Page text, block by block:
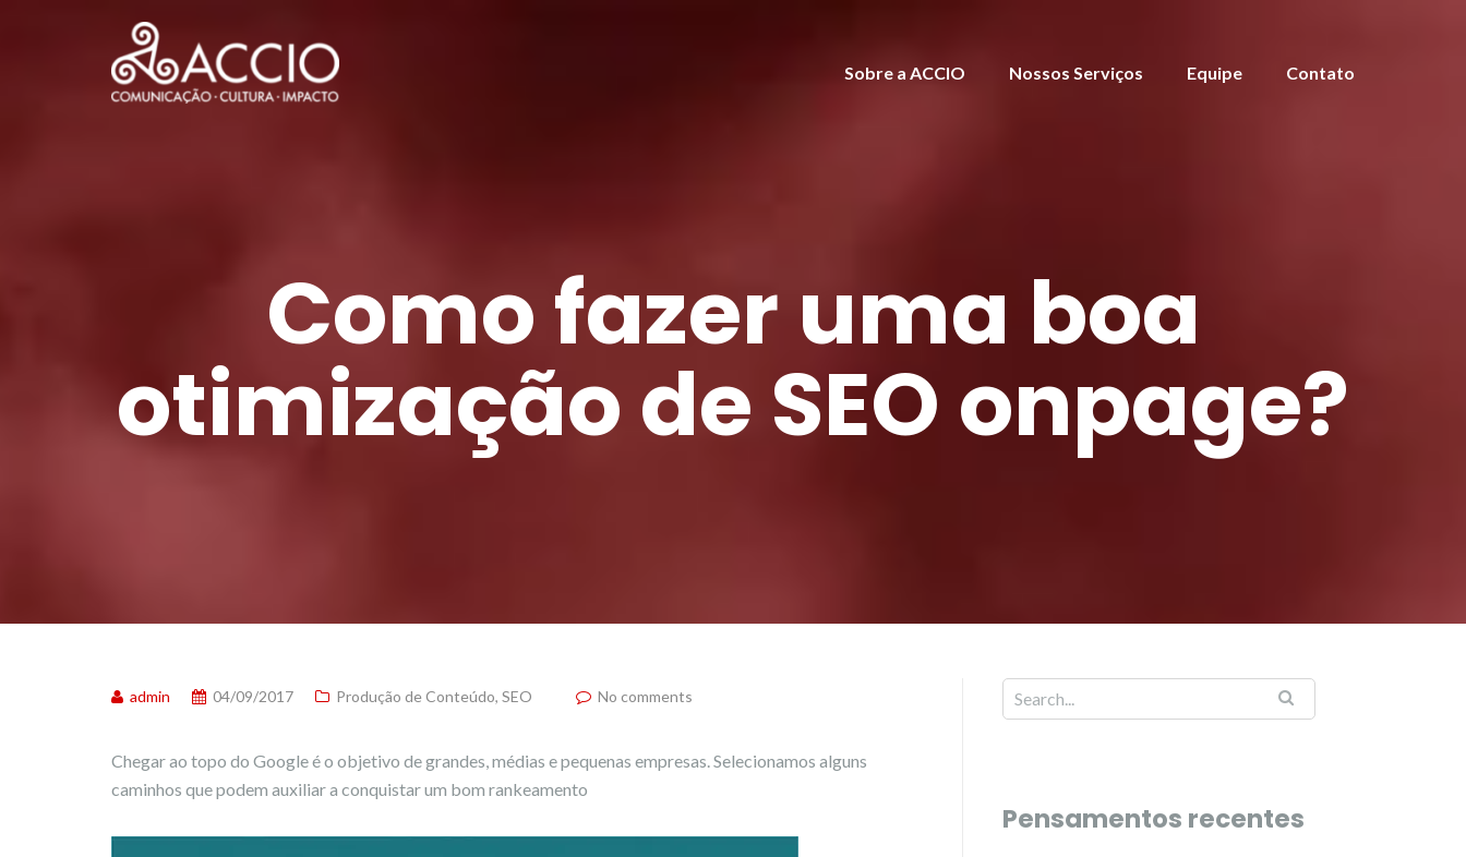
Sobre a ACCIO Nossos Serviços Equipe Contato
Como fazer uma boa
otimização de SEO onpage?
admin 04/09/2017 Produção de Conteúdo, SEO No comments
Chegar ao topo do Google é o objetivo de grandes, médias e pequenas empresas. Selecionamos alguns
caminhos que podem auxiliar a conquistar um bom rankeamento
Pensamentos recentes